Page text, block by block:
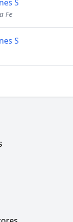
S
Fe
S